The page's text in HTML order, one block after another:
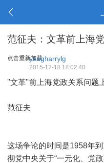
范征夫：文革前上海
点击重新加载yangharrylg
2015-12-18 18:02:40
"文革"前上海党政关系问题
范征夫
这场争论的时间是1958年
彻党中央关于“一元化、党